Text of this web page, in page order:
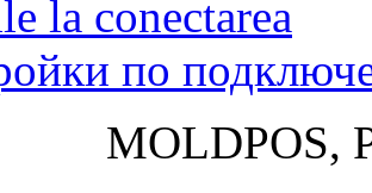
la conectarea
по
MOLDPOS,